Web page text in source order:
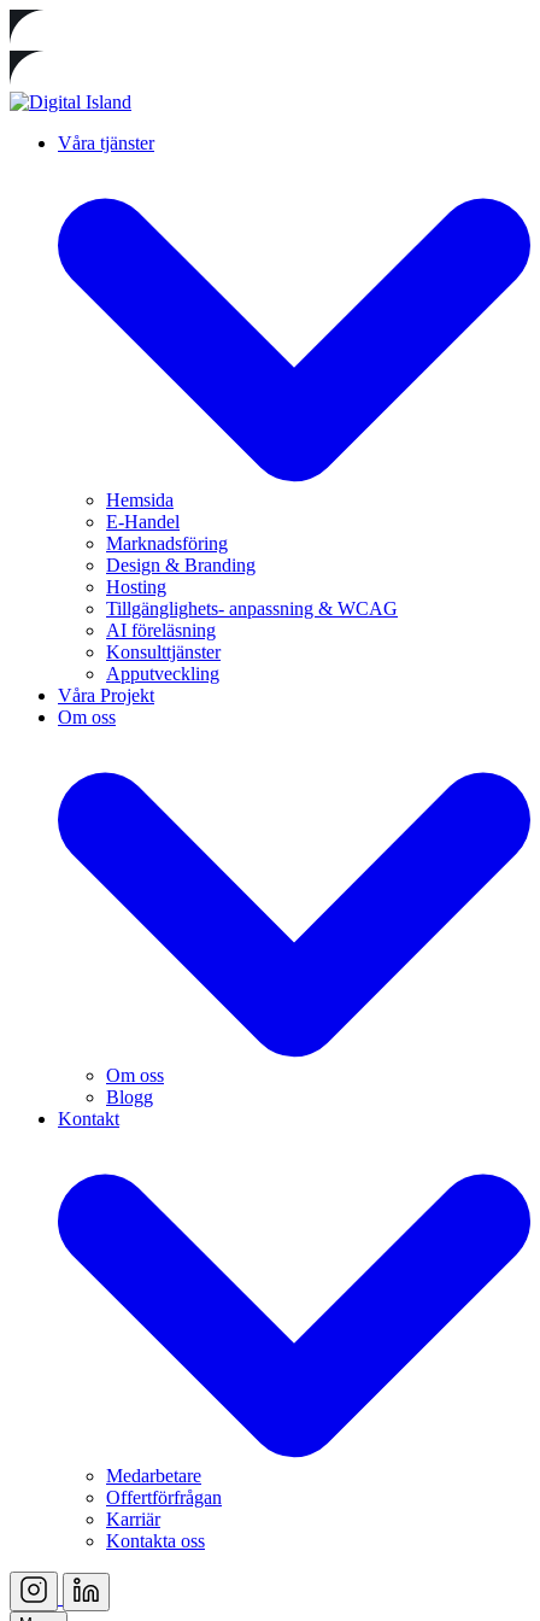
Våra tjänster
Hemsida
E-Handel
Marknadsföring
Design & Branding
Hosting
Tillgänglighets- anpassning & WCAG
AI föreläsning
Konsulttjänster
Apputveckling
Våra Projekt
Om oss
Om oss
Blogg
Kontakt
Medarbetare
Offertförfrågan
Karriär
Kontakta oss